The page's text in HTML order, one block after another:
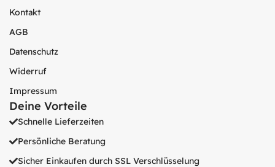
Kontakt
AGB
Datenschutz
Widerruf
Impressum
Deine Vorteile
Schnelle Lieferzeiten
Persönliche Beratung
Sicher Einkaufen durch SSL Verschlüsselung